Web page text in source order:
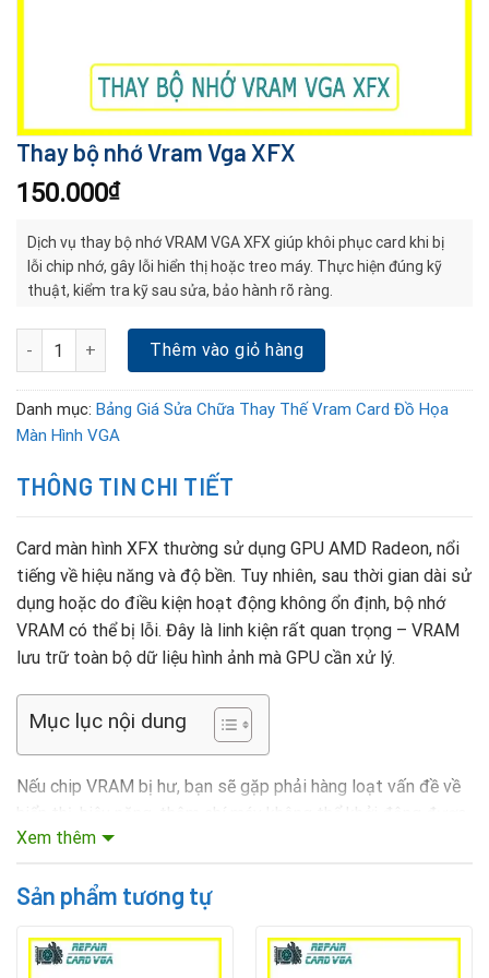
Thay bộ nhớ Vram Vga XFX
150.000₫
Dịch vụ thay bộ nhớ VRAM VGA XFX giúp khôi phục card khi bị
lỗi chip nhớ, gây lỗi hiển thị hoặc treo máy. Thực hiện đúng kỹ
thuật, kiểm tra kỹ sau sửa, bảo hành rõ ràng.
Thay bộ nhớ Vram Vga XFX số lượng
Thêm vào giỏ hàng
Danh mục: Bảng Giá Sửa Chữa Thay Thế Vram Card Đồ Họa
Màn Hình VGA
THÔNG TIN CHI TIẾT
Card màn hình XFX thường sử dụng GPU AMD Radeon, nổi
tiếng về hiệu năng và độ bền. Tuy nhiên, sau thời gian dài sử
dụng hoặc do điều kiện hoạt động không ổn định, bộ nhớ
VRAM có thể bị lỗi. Đây là linh kiện rất quan trọng – VRAM
lưu trữ toàn bộ dữ liệu hình ảnh mà GPU cần xử lý.
Mục lục nội dung
Nếu chip VRAM bị hư, bạn sẽ gặp phải hàng loạt vấn đề về
vẫn còn tốt,thay bộ nhớ Vram Vga XFX
Dấu hiệu nhận biết lỗi VRAM trên card XFX
Rate this product
Xem thêm
Sản phẩm tương tự